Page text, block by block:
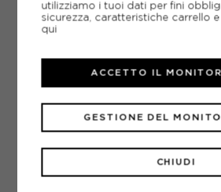
utilizziamo i tuoi dati per fini
sicurezza, caratteristiche carrello
qui
CHIUDI
GESTIONE DEL
ACCETTO IL